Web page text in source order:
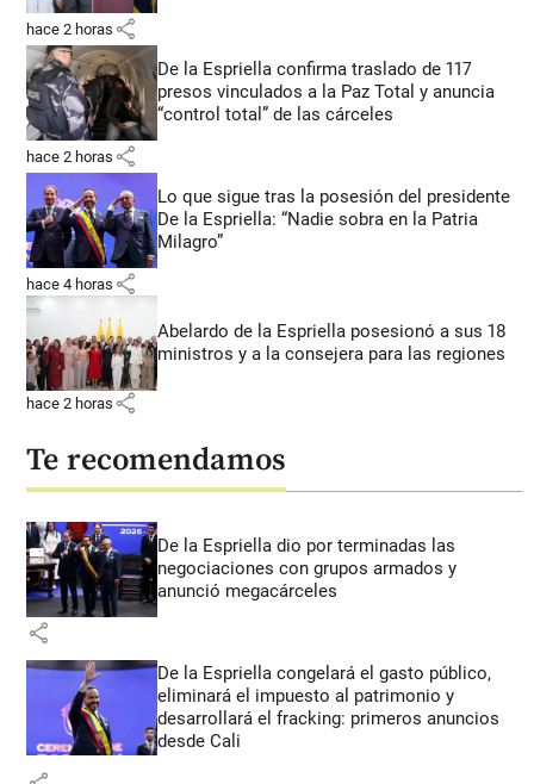
hace 2 horas share
De la Espriella confirma traslado de 117
presos vinculados a la Paz Total y anuncia
“control total” de las cárceles
hace 2 horas share
Lo que sigue tras la posesión del presidente
De la Espriella: “Nadie sobra en la Patria
Milagro”
hace 4 horas share
Abelardo de la Espriella posesionó a sus 18
ministros y a la consejera para las regiones
hace 2 horas share
Te recomendamos
De la Espriella dio por terminadas las
negociaciones con grupos armados y
anunció megacárceles
share
De la Espriella congelará el gasto público,
eliminará el impuesto al patrimonio y
desarrollará el fracking: primeros anuncios
desde Cali